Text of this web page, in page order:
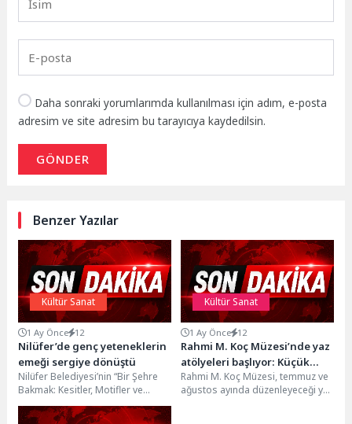
Daha sonraki yorumlarımda kullanılması için adım, e-posta
adresim ve site adresim bu tarayıcıya kaydedilsin.
GÖNDER
Benzer Yazılar
Kültür Sanat
1 Ay Önce 12
Nilüfer’de genç yeteneklerin
emeği sergiye dönüştü
Nilüfer Belediyesi’nin “Bir Şehre
Bakmak: Kesitler, Motifler ve
Manzaralar” sergisi Nâzım Hikmet
Kültürevi’nde açıldı. Zeki...
Kültür Sanat
1 Ay Önce 12
Rahmi M. Koç Müzesi’nde yaz
atölyeleri başlıyor: Küçük
kaşifler hem eğlenecek hem
öğrenecek
Rahmi M. Koç Müzesi, temmuz ve
ağustos ayında düzenleyeceği yaz